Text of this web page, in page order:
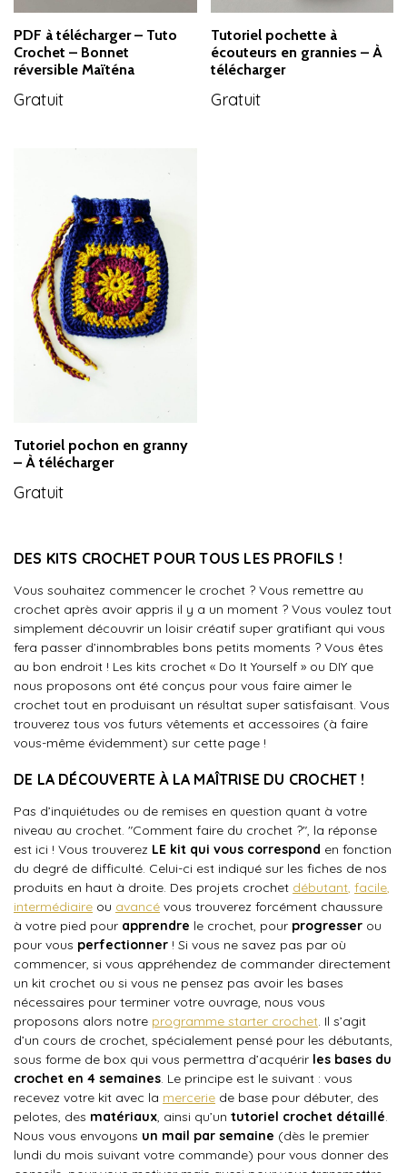
PDF à télécharger – Tuto
Crochet – Bonnet
réversible Maïténa
Gratuit
Tutoriel pochette à
écouteurs en grannies – À
télécharger
Gratuit
Tutoriel pochon en granny
– À télécharger
Gratuit
DES KITS CROCHET POUR TOUS LES PROFILS !
Vous souhaitez commencer le crochet ? Vous remettre au
crochet après avoir appris il y a un moment ? Vous voulez tout
simplement découvrir un loisir créatif super gratifiant qui vous
fera passer d’innombrables bons petits moments ? Vous êtes
au bon endroit ! Les kits crochet « Do It Yourself » ou DIY que
nous proposons ont été conçus pour vous faire aimer le
crochet tout en produisant un résultat super satisfaisant. Vous
trouverez tous vos futurs vêtements et accessoires (à faire
vous-même évidemment) sur cette page !
DE LA DÉCOUVERTE À LA MAÎTRISE DU CROCHET !
Pas d’inquiétudes ou de remises en question quant à votre
niveau au crochet. "Comment faire du crochet ?", la réponse
est ici ! Vous trouverez LE kit qui vous correspond en fonction
du degré de difficulté. Celui-ci est indiqué sur les fiches de nos
produits en haut à droite. Des projets crochet débutant, facile,
intermédiaire ou avancé vous trouverez forcément chaussure
à votre pied pour apprendre le crochet, pour progresser ou
pour vous perfectionner ! Si vous ne savez pas par où
commencer, si vous appréhendez de commander directement
un kit crochet ou si vous ne pensez pas avoir les bases
nécessaires pour terminer votre ouvrage, nous vous
proposons alors notre programme starter crochet. Il s’agit
d’un cours de crochet, spécialement pensé pour les débutants,
sous forme de box qui vous permettra d’acquérir les bases du
crochet en 4 semaines. Le principe est le suivant : vous
recevez votre kit avec la mercerie de base pour débuter, des
pelotes, des matériaux, ainsi qu’un tutoriel crochet détaillé.
Nous vous envoyons un mail par semaine (dès le premier
lundi du mois suivant votre commande) pour vous donner des